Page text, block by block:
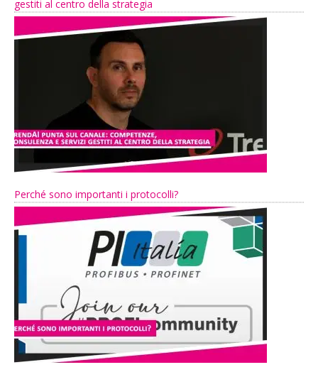
gestiti al centro della strategia
Perché sono importanti i protocolli?